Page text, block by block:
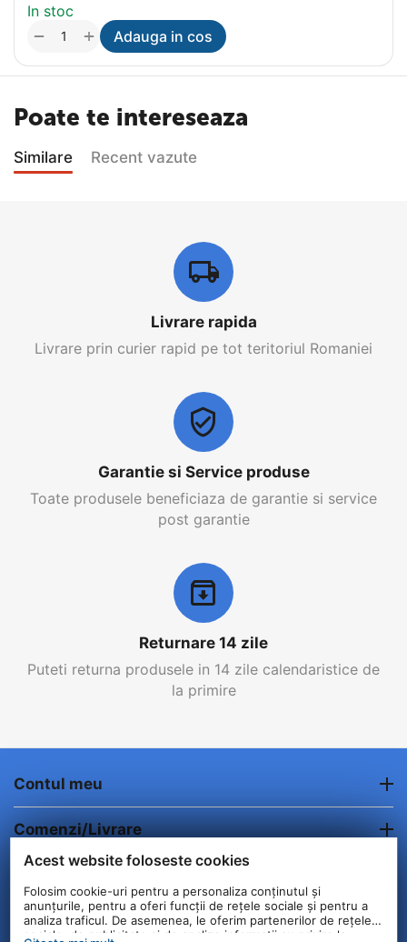
In stoc
+
− Adauga in cos
Poate te intereseaza
Similare Recent vazute
Livrare rapida
Livrare prin curier rapid pe tot teritoriul Romaniei
Garantie si Service produse
Toate produsele beneficiaza de garantie si service
post garantie
Returnare 14 zile
Puteti returna produsele in 14 zile calendaristice de
la primire
Contul meu
Comenzi/Livrare
Contact
Acest website foloseste cookies
Folosim cookie-uri pentru a personaliza conținutul și
anunțurile, pentru a oferi funcții de rețele sociale și pentru a
analiza traficul. De asemenea, le oferim partenerilor de rețele
sociale, de publicitate și de analize informații cu privire la